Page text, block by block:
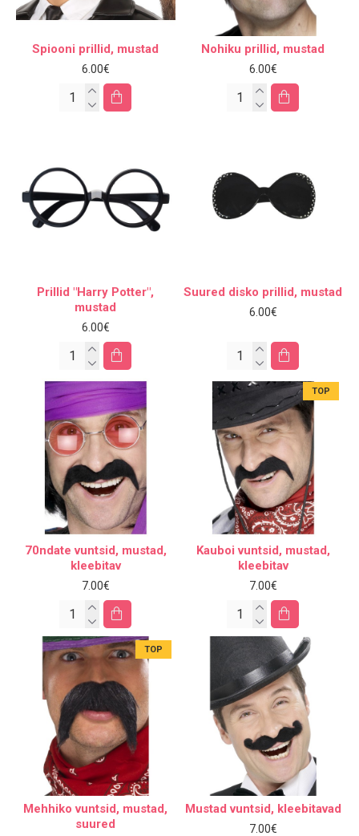
Spiooni prillid, mustad
6.00€
Nohiku prillid, mustad
6.00€
Prillid "Harry Potter",
mustad
6.00€
Suured disko prillid, mustad
6.00€
70ndate vuntsid, mustad,
kleebitav
7.00€
TOP
Kauboi vuntsid, mustad,
kleebitav
7.00€
TOP
Mehhiko vuntsid, mustad,
suured
Mustad vuntsid, kleebitavad
7.00€